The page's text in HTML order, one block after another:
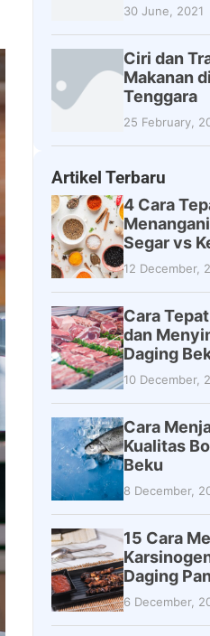
30 June, 2021
Ciri dan
Makanan
Tenggara
25 February,
Artikel Terbaru
4 Cara
Segar vs
12 December,
Cara
dan
Daging
10 December,
Cara
Kualitas
Beku
8 December,
15 Cara
Daging
6 December,